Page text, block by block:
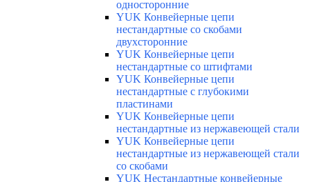
односторонние
YUK Конвейерные цепи
нестандартные со скобами
двухсторонние
YUK Конвейерные цепи
нестандартные со штифтами
YUK Конвейерные цепи
нестандартные с глубокими
пластинами
YUK Конвейерные цепи
нестандартные из нержавеющей стали
YUK Конвейерные цепи
нестандартные из нержавеющей стали
со скобами
YUK Нестандартные конвейерные